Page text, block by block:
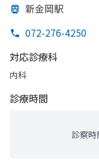
新金岡駅
072-276-4250
対応診療科
内科
診療時間
診察